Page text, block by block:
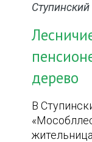
дерево
В